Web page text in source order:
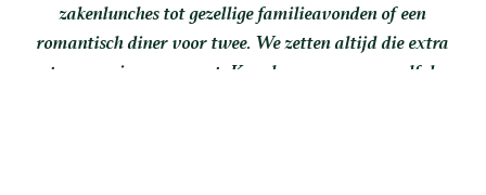
zakenlunches tot gezellige familieavonden of een
romantisch diner voor twee. We zetten altijd die extra
stap voor jou, onze gast. Kom langs en ervaar zelf de